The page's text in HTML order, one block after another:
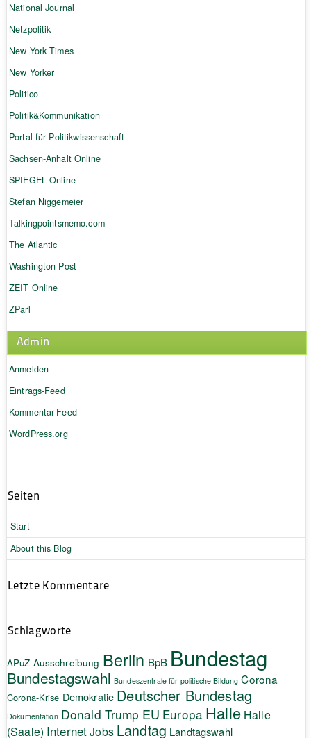
National Journal
Netzpolitik
New York Times
New Yorker
Politico
Politik&Kommunikation
Portal für Politikwissenschaft
Sachsen-Anhalt Online
SPIEGEL Online
Stefan Niggemeier
Talkingpointsmemo.com
The Atlantic
Washington Post
ZEIT Online
ZParl
Admin
Anmelden
Eintrags-Feed
Kommentar-Feed
WordPress.org
Seiten
Start
About this Blog
Letzte Kommentare
Schlagworte
APuZ Ausschreibung Berlin BpB Bundestag
Bundestagswahl Bundeszentrale für politische Bildung Corona
Corona-Krise Demokratie Deutscher Bundestag
Dokumentation Donald Trump EU Europa Halle Halle
(Saale) InternetJobs Landtag Landtagswahl